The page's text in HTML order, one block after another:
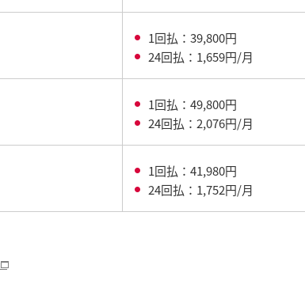
1回払：39,800円
24回払：1,659円/月
1回払：49,800円
24回払：2,076円/月
1回払：41,980円
24回払：1,752円/月